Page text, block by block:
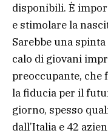
disponibili. È
e stimolare la
Sarebbe una
calo di giovani
preoccupante, che
la fiducia per il
giorno, spesso
dall’Italia e 42